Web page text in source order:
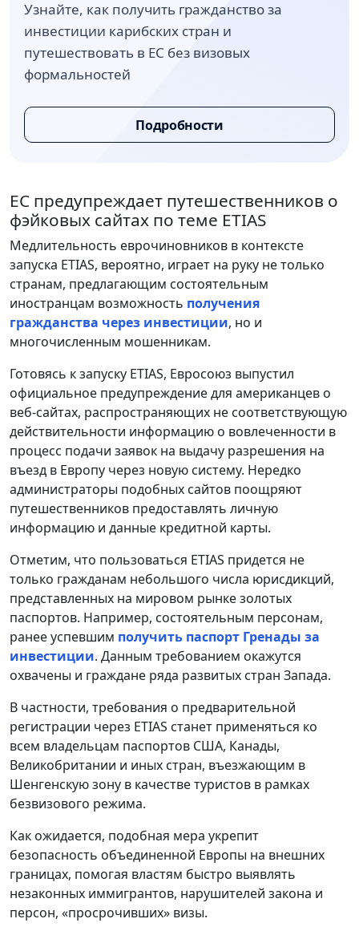
Узнайте, как получить гражданство за
инвестиции карибских стран и
путешествовать в ЕС без визовых
формальностей
Подробности
ЕС предупреждает путешественников о
фэйковых сайтах по теме ETIAS
Медлительность еврочиновников в контексте
запуска ETIAS, вероятно, играет на руку не только
странам, предлагающим состоятельным
иностранцам возможность получения
гражданства через инвестиции, но и
многочисленным мошенникам.
Готовясь к запуску ETIAS, Евросоюз выпустил
официальное предупреждение для американцев о
веб-сайтах, распространяющих не соответствующую
действительности информацию о вовлеченности в
процесс подачи заявок на выдачу разрешения на
въезд в Европу через новую систему. Нередко
администраторы подобных сайтов поощряют
путешественников предоставлять личную
информацию и данные кредитной карты.
Отметим, что пользоваться ETIAS придется не
только гражданам небольшого числа юрисдикций,
представленных на мировом рынке золотых
паспортов. Например, состоятельным персонам,
ранее успевшим получить паспорт Гренады за
инвестиции. Данным требованием окажутся
охвачены и граждане ряда развитых стран Запада.
В частности, требования о предварительной
регистрации через ETIAS станет применяться ко
всем владельцам паспортов США, Канады,
Великобритании и иных стран, въезжающим в
Шенгенскую зону в качестве туристов в рамках
безвизового режима.
Как ожидается, подобная мера укрепит
безопасность объединенной Европы на внешних
границах, помогая властям быстро выявлять
незаконных иммигрантов, нарушителей закона и
персон, «просрочивших» визы.